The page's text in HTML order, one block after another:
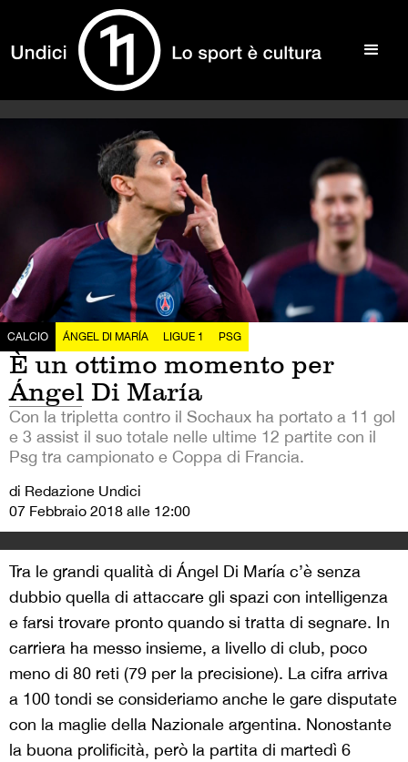
CALCIO ÁNGEL DI MARÍA LIGUE 1 PSG
È un ottimo momento per
Ángel Di María
Con la tripletta contro il Sochaux ha portato a 11 gol
e 3 assist il suo totale nelle ultime 12 partite con il
Psg tra campionato e Coppa di Francia.
di Redazione Undici
07 Febbraio 2018 alle 12:00
Tra le grandi qualità di Ángel Di María c’è senza
dubbio quella di attaccare gli spazi con intelligenza
e farsi trovare pronto quando si tratta di segnare. In
carriera ha messo insieme, a livello di club, poco
meno di 80 reti (79 per la precisione). La cifra arriva
a 100 tondi se consideriamo anche le gare disputate
con la maglie della Nazionale argentina. Nonostante
la buona prolificità, però la partita di martedì 6